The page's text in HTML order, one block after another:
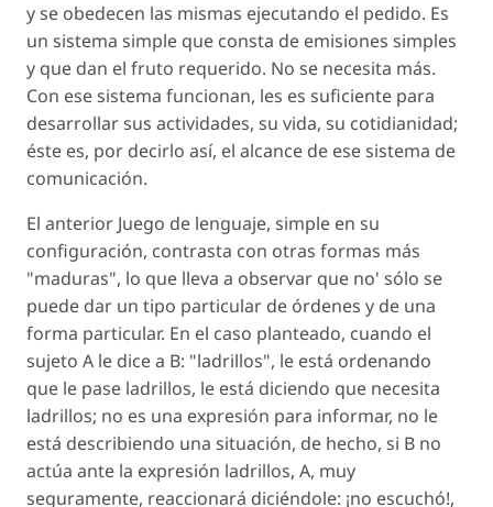
y se obedecen las mismas ejecutando el pedido. Es
un sistema simple que consta de emisiones simples
y que dan el fruto requerido. No se necesita más.
Con ese sistema funcionan, les es suficiente para
desarrollar sus actividades, su vida, su cotidianidad;
éste es, por decirlo así, el alcance de ese sistema de
comunicación.
El anterior Juego de lenguaje, simple en su
configuración, contrasta con otras formas más
"maduras", lo que lleva a observar que no' sólo se
puede dar un tipo particular de órdenes y de una
forma particular. En el caso planteado, cuando el
sujeto A le dice a B: "ladrillos", le está ordenando
que le pase ladrillos, le está diciendo que necesita
ladrillos; no es una expresión para informar, no le
está describiendo una situación, de hecho, si B no
actúa ante la expresión ladrillos, A, muy
seguramente, reaccionará diciéndole: ¡no escuchó!,